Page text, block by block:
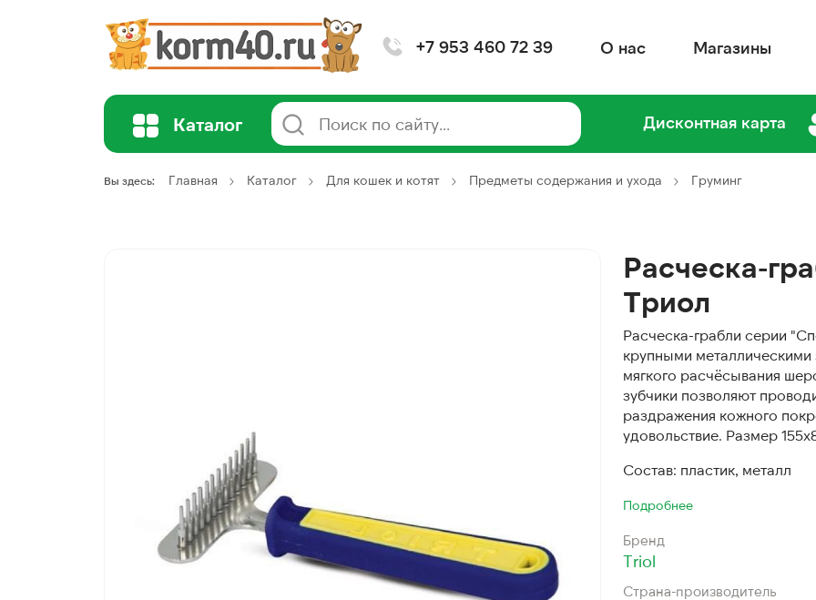
+7 953 460 72 39 О нас Магазины
Каталог Дисконтная карта
Вы здесь: Главная Каталог Для кошек и котят Предметы содержания и ухода Груминг
Расческа-
Триол
Расческа-грабли серии
крупными
мягкого расчёсывания
зубчики позволяют
раздражения кожного
удовольствие. Размер
Состав: пластик, металл
Подробнее
Бренд
Triol
Страна-производитель